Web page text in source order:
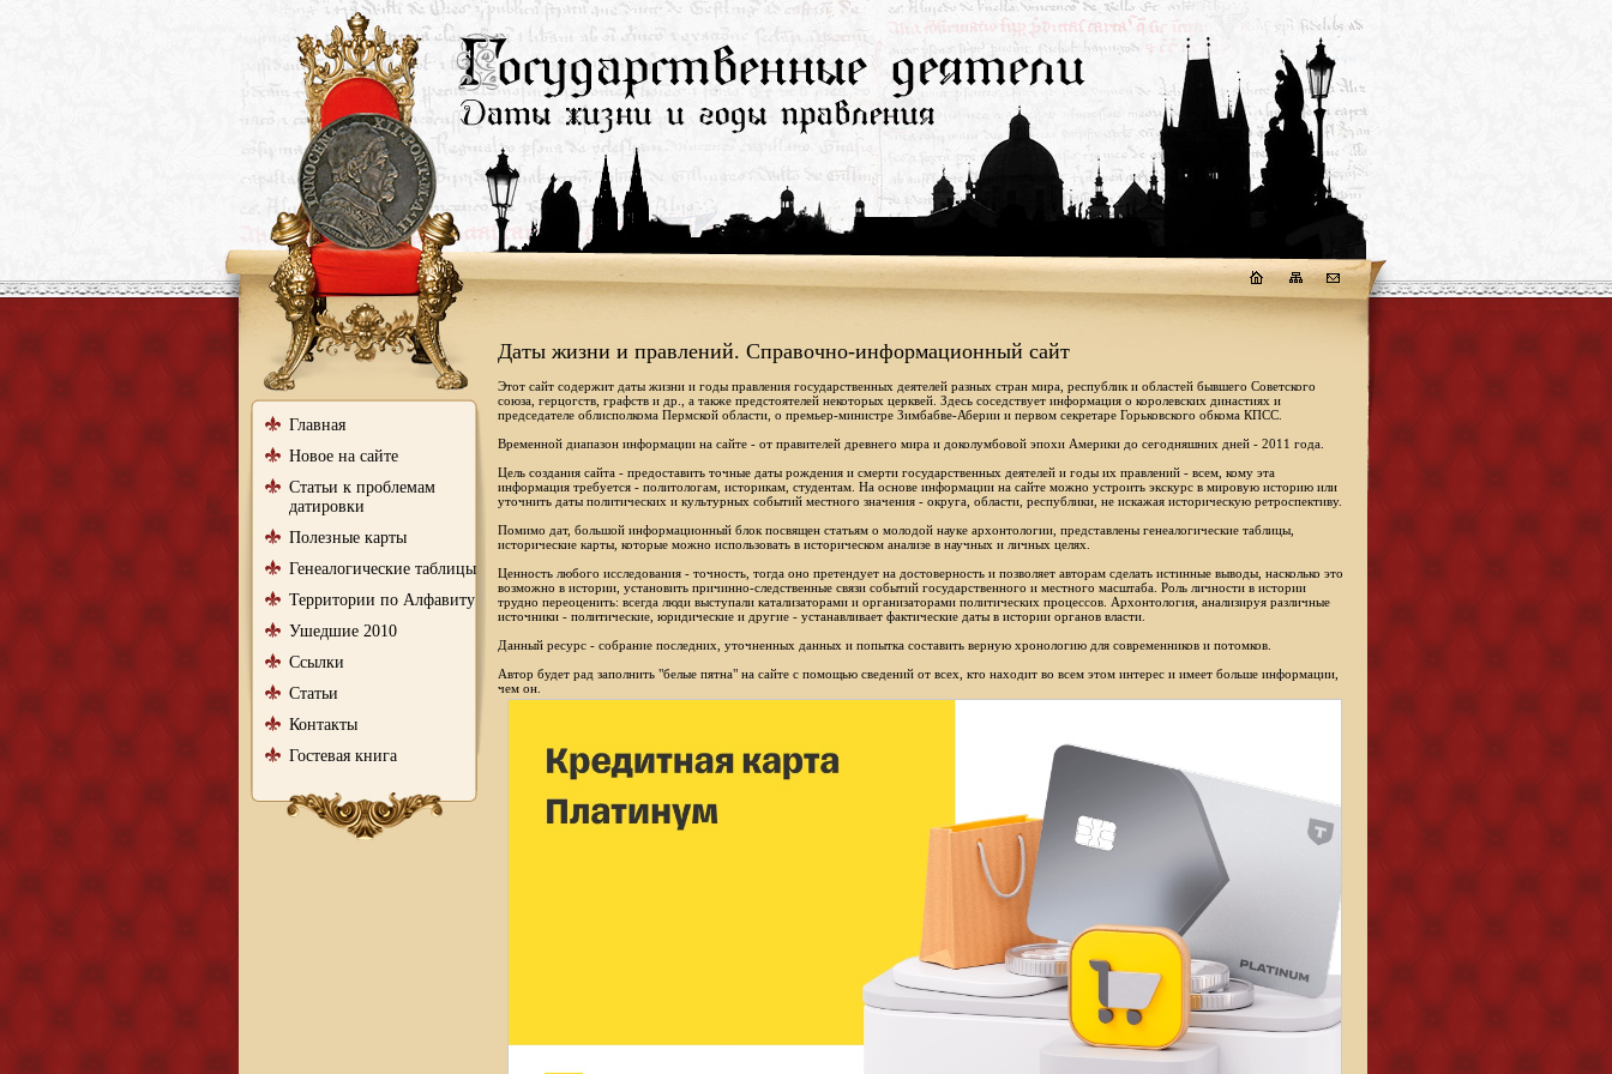
Главная
Новое на сайте
Статьи к проблемам
датировки
Полезные карты
Генеалогические таблицы
Территории по Алфавиту
Ушедшие 2010
Ссылки
Статьи
Контакты
Гостевая книга
Даты жизни и правлений. Справочно-информационный сайт
Этот сайт содержит даты жизни и годы правления государственных деятелей разных стран мира, республик и областей бывшего Советского
союза, герцогств, графств и др., а также предстоятелей некоторых церквей. Здесь соседствует информация о королевских династиях и
председателе облисполкома Пермской области, о премьер-министре Зимбабве-Аберии и первом секретаре Горьковского обкома КПСС.
Временной диапазон информации на сайте - от правителей древнего мира и доколумбовой эпохи Америки до сегодняшних дней - 2011 года.
Цель создания сайта - предоставить точные даты рождения и смерти государственных деятелей и годы их правлений - всем, кому эта
информация требуется - политологам, историкам, студентам. На основе информации на сайте можно устроить экскурс в мировую историю или
уточнить даты политических и культурных событий местного значения - округа, области, республики, не искажая историческую ретроспективу.
Помимо дат, большой информационный блок посвящен статьям о молодой науке архонтологии, представлены генеалогические таблицы,
исторические карты, которые можно использовать в историческом анализе в научных и личных целях.
Ценность любого исследования - точность, тогда оно претендует на достоверность и позволяет авторам сделать истинные выводы, насколько это
возможно в истории, установить причинно-следственные связи событий государственного и местного масштаба. Роль личности в истории
трудно переоценить: всегда люди выступали катализаторами и организаторами политических процессов. Архонтология, анализируя различные
источники - политические, юридические и другие - устанавливает фактические даты в истории органов власти.
Данный ресурс - собрание последних, уточненных данных и попытка составить верную хронологию для современников и потомков.
Автор будет рад заполнить "белые пятна" на сайте с помощью сведений от всех, кто находит во всем этом интерес и имеет больше информации,
чем он.